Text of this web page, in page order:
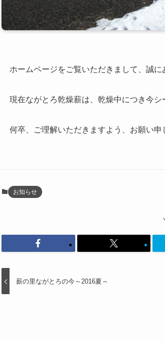
ホームページをご覧いただきまして、誠に
現在ながとろ乾燥薪は、乾燥中につき今シ
何卒、ご理解いただきますよう、お願い申
お知らせ
薪の里ながとろの今～2016夏～